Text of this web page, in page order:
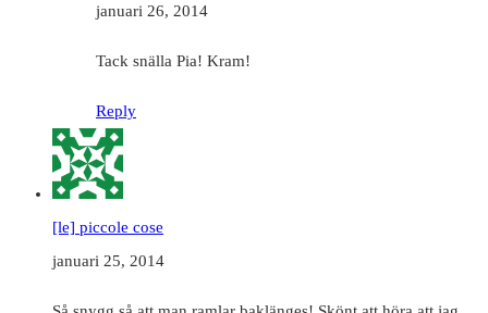
januari 26, 2014
Tack snälla Pia! Kram!
Reply
[le] piccole cose
januari 25, 2014